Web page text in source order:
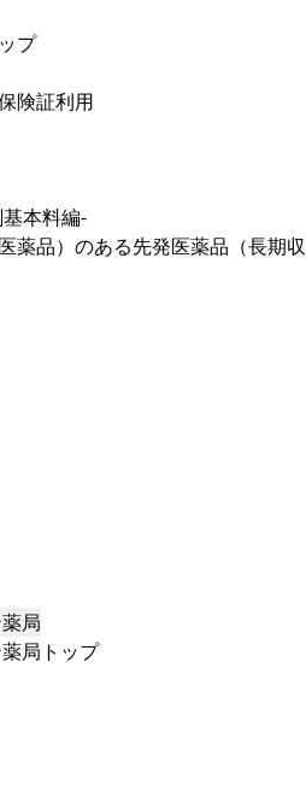
プ
険証利用
本料編-
薬品）のある先発医薬品（長期収
局
局トップ